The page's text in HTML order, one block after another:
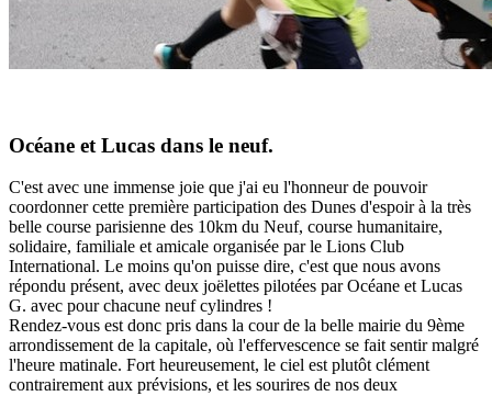
Océane et Lucas dans le neuf.
C'est avec une immense joie que j'ai eu l'honneur de pouvoir
coordonner cette première participation des Dunes d'espoir à la très
belle course parisienne des 10km du Neuf, course humanitaire,
solidaire, familiale et amicale organisée par le Lions Club
International. Le moins qu'on puisse dire, c'est que nous avons
répondu présent, avec deux joëlettes pilotées par Océane et Lucas
G. avec pour chacune neuf cylindres !
Rendez-vous est donc pris dans la cour de la belle mairie du 9ème
arrondissement de la capitale, où l'effervescence se fait sentir malgré
l'heure matinale. Fort heureusement, le ciel est plutôt clément
contrairement aux prévisions, et les sourires de nos deux